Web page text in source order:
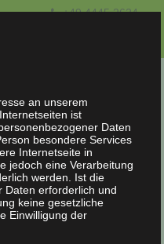
+49 4445 2624
an unserem
ist
Daten
besondere Services
Internetseite in
jedoch eine Verarbeitung
werden. Ist die
Daten erforderlich und
keine gesetzliche
Einwilligung der